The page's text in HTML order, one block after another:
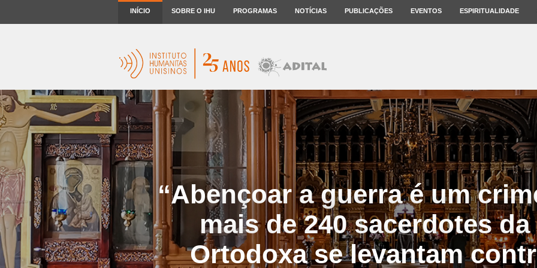
INÍCIO SOBRE O IHU PROGRAMAS NOTÍCIAS PUBLICAÇÕES EVENTOS ESPIRITUALIDADE
“Abençoar a guerra é um
mais de 240 sacerdotes
Ortodoxa se levantam